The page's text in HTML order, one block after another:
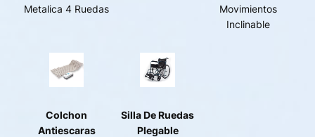
Metalica 4 Ruedas
Movimientos
Inclinable
Colchon
Antiescaras
Silla De Ruedas
Plegable